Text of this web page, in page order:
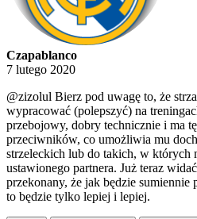
Czapablanco
7 lutego 2020
@zizolul Bierz pod uwagę to, że
wypracować (polepszyć) na
przebojowy, dobry technicznie i ma
przeciwników, co umożliwia mu
strzeleckich lub do takich, w których
ustawionego partnera. Już teraz
przekonany, że jak będzie sumiennie
to będzie tylko lepiej i lepiej.